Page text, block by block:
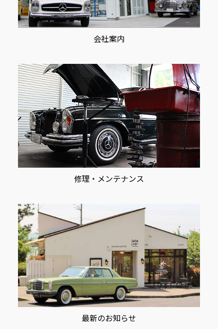
会社案内
修理・メンテナンス
最新のお知らせ